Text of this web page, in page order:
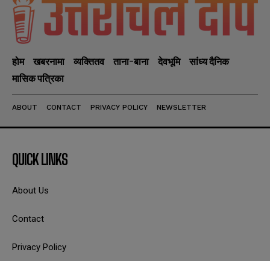
होम खबरनामा व्यक्तितव ताना-बाना देवभूमि
सांध्य दैनिक
मासिक पत्रिका
ABOUT CONTACT PRIVACY POLICY NEWSLETTER
QUICK LINKS
About Us
Contact
Privacy Policy